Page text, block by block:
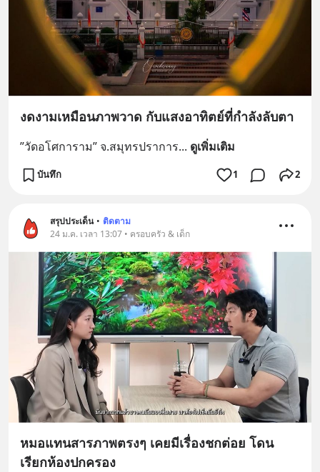
งดงามเหมือนภาพวาด กับแสงอาทิตย์ที่กำลังลับตา
”วัดอโศการาม” จ.สมุทรปราการ... ดูเพิ่มเติม
บันทึก 1 2
สรุปประเด็น • ติดตาม
24 ม.ค. เวลา 13:07 • ครอบครัว & เด็ก
หมอแทนสารภาพตรงๆ เคยมีเรื่องชกต่อย โดน
เรียกห้องปกครอง